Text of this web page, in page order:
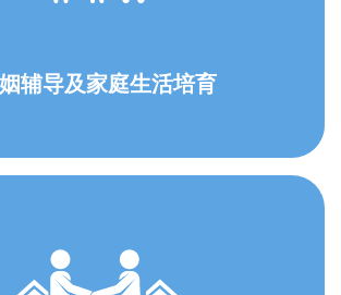
辅导及家庭生活培育